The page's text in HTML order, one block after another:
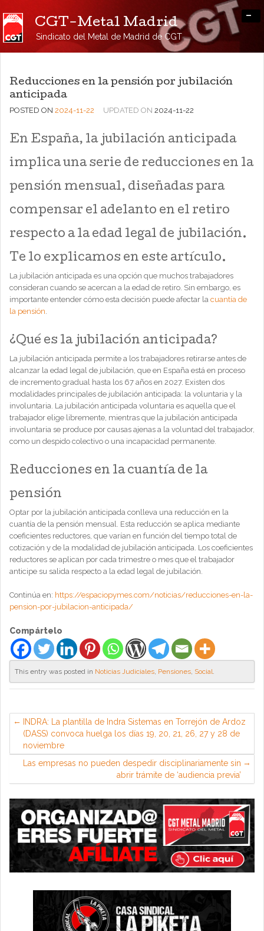
CGT-Metal Madrid
Sindicato del Metal de Madrid de CGT
-
Reducciones en la pensión por jubilación
anticipada
POSTED ON 2024-11-22 UPDATED ON 2024-11-22
En España, la jubilación anticipada
implica una serie de reducciones en la
pensión mensual, diseñadas para
compensar el adelanto en el retiro
respecto a la edad legal de jubilación.
Te lo explicamos en este artículo.
La jubilación anticipada es una opción que muchos trabajadores
consideran cuando se acercan a la edad de retiro. Sin embargo, es
importante entender cómo esta decisión puede afectar la cuantía de
la pensión.
¿Qué es la jubilación anticipada?
La jubilación anticipada permite a los trabajadores retirarse antes de
alcanzar la edad legal de jubilación, que en España está en proceso
de incremento gradual hasta los 67 años en 2027. Existen dos
modalidades principales de jubilación anticipada: la voluntaria y la
involuntaria. La jubilación anticipada voluntaria es aquella que el
trabajador elige libremente, mientras que la jubilación anticipada
involuntaria se produce por causas ajenas a la voluntad del trabajador,
como un despido colectivo o una incapacidad permanente.
Reducciones en la cuantía de la
pensión
Optar por la jubilación anticipada conlleva una reducción en la
cuantía de la pensión mensual. Esta reducción se aplica mediante
coeficientes reductores, que varían en función del tiempo total de
cotización y de la modalidad de jubilación anticipada. Los coeficientes
reductores se aplican por cada trimestre o mes que el trabajador
anticipe su salida respecto a la edad legal de jubilación.
Continúa en: https://espaciopymes.com/noticias/reducciones-en-la-
pension-por-jubilacion-anticipada/
Compártelo
This entry was posted in Noticias Judiciales, Pensiones, Social.
INDRA: La plantilla de Indra Sistemas en Torrejón de Ardoz
(DASS) convoca huelga los días 19, 20, 21, 26, 27 y 28 de
noviembre
Las empresas no pueden despedir disciplinariamente sin
abrir trámite de ‘audiencia previa’